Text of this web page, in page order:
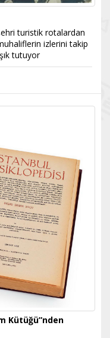
turistik rotalardan
izlerini takip
tutuyor
Kütüğü”nden